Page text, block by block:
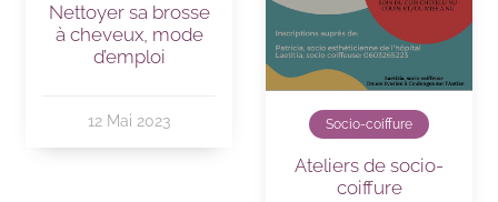
Nettoyer sa brosse
à cheveux, mode
d’emploi
12 Mai 2023 Socio-coiffure
Ateliers de socio-
coiffure